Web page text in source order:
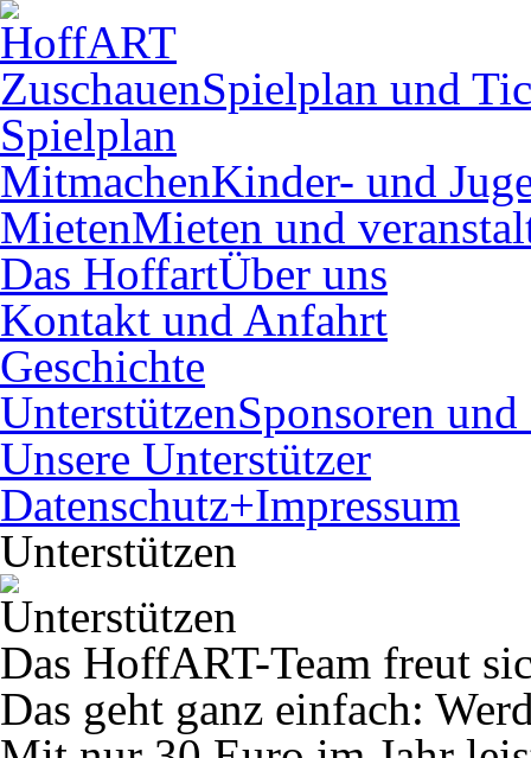
ZuschauenSpielplan und
Spielplan
MitmachenKinder- und
MietenMieten und
Das HoffartÜber uns
Kontakt und Anfahrt
Geschichte
UnterstützenSponsoren
Unsere Unterstützer
Datenschutz+Impressum
Unterstützen
Das HoffART-Team freut
Das geht ganz einfach: